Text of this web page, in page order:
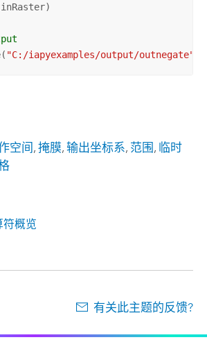
"C:/iapyexamples/output/outnegate"
空间 , 掩膜, 输出坐标系, 范围 , 临时
符概览
有关此主题的反馈?